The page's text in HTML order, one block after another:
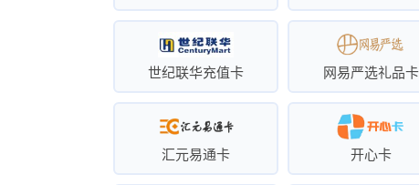
世纪联华充值卡 网易严选礼品卡
汇元易通卡 开心卡